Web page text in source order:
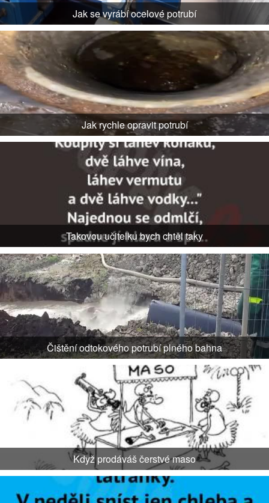
Jak se vyrábí ocelové potrubí
Jak rychle opravit potrubí
Takovou učitelku bych chtěl taky
Čištění odtokového potrubí plného bahna
Když prodáváš čerstvé maso